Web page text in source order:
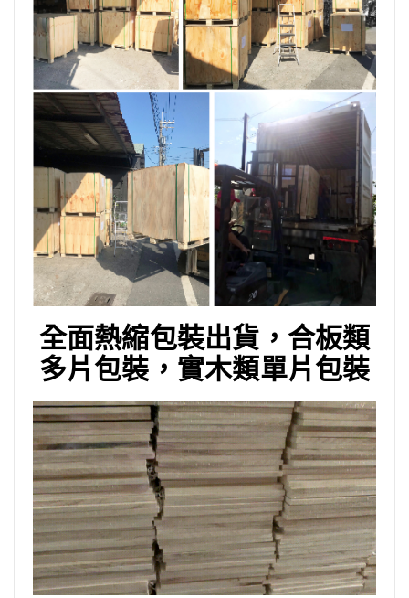
全面熱縮包裝出貨，合板類
多片包裝，實木類單片包裝